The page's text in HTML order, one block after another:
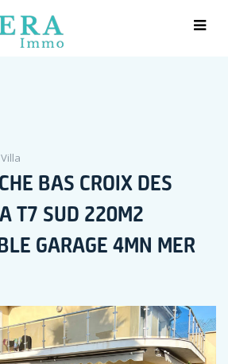
Villa
BAS CROIX DES
T7 SUD 220M2
GARAGE 4MN MER